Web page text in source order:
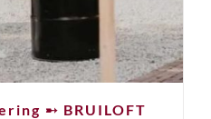
➸ BRUILOFT